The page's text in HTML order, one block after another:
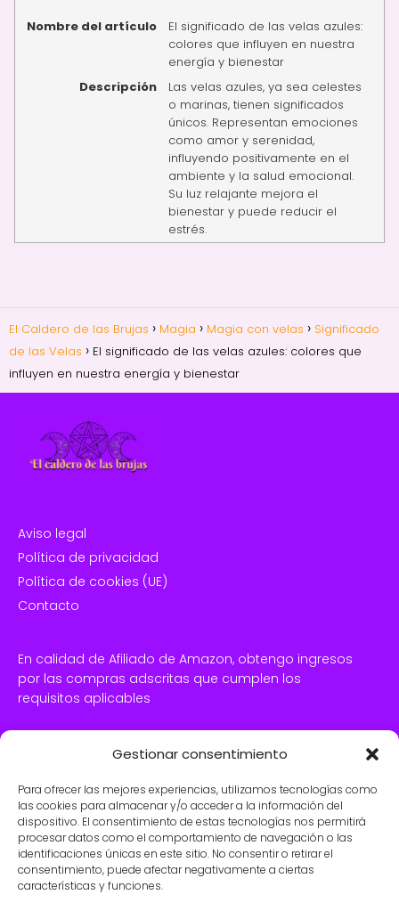
Gestionar consentimiento
Para ofrecer las mejores experiencias, utilizamos tecnologías como
las cookies para almacenar y/o acceder a la información del
dispositivo. El consentimiento de estas tecnologías nos permitirá
procesar datos como el comportamiento de navegación o las
identificaciones únicas en este sitio. No consentir o retirar el
consentimiento, puede afectar negativamente a ciertas
características y funciones.
Nombre del artículo
El significado de las velas azules:
colores que influyen en nuestra
energía y bienestar
Descripción
Las velas azules, ya sea celestes
o marinas, tienen significados
únicos. Representan emociones
como amor y serenidad,
influyendo positivamente en el
ambiente y la salud emocional.
Su luz relajante mejora el
bienestar y puede reducir el
estrés.
El Caldero de las Brujas Magia Magia con velas
Significado
de las Velas
El significado de las velas azules: colores que
influyen en nuestra energía y bienestar
Aviso legal
Política de privacidad
Política de cookies (UE)
Contacto
En calidad de Afiliado de Amazon, obtengo ingresos
por las compras adscritas que cumplen los
requisitos aplicables
SÍGUENOS EN FACEBOOK
Haz clic para aceptar cookies de